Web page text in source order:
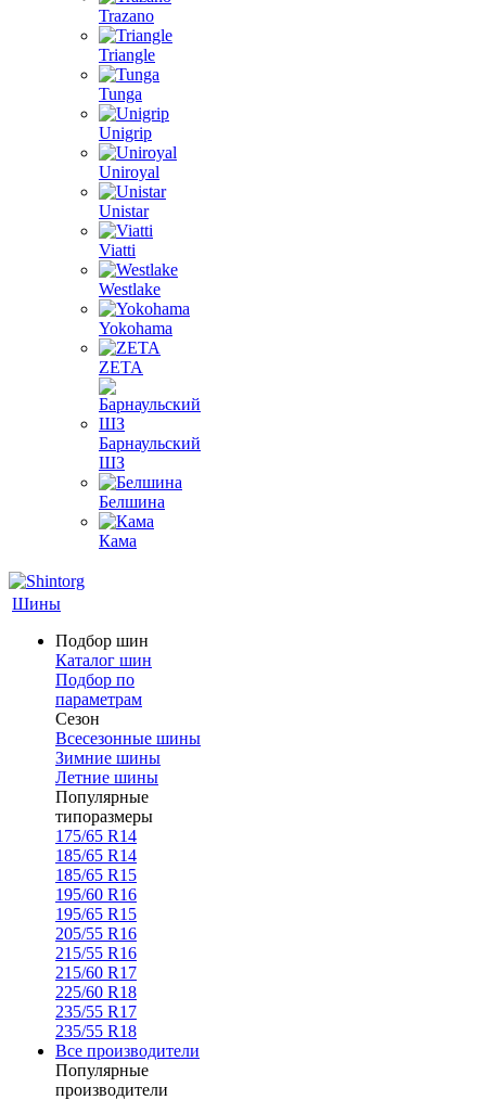
Trazano
Triangle
Tunga
Unigrip
Uniroyal
Unistar
Viatti
Westlake
Yokohama
ZETA
Барнаульский
ШЗ
Белшина
Кама
Шины
Подбор шин
Каталог шин
Подбор по
параметрам
Сезон
Всесезонные шины
Зимние шины
Летние шины
Популярные
типоразмеры
175/65 R14
185/65 R14
185/65 R15
195/60 R16
195/65 R15
205/55 R16
215/55 R16
215/60 R17
225/60 R18
235/55 R17
235/55 R18
Все производители
Популярные
производители